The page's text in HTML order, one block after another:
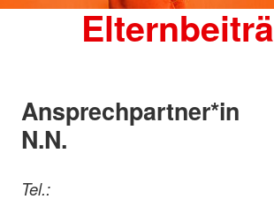
Ansprechpartner*in
N.N.
Tel.: